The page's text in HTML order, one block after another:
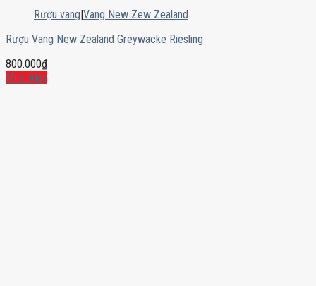
Rượu vang|Vang New Zew Zealand
Rượu Vang New Zealand Greywacke Riesling
800.000₫
Mua ngay